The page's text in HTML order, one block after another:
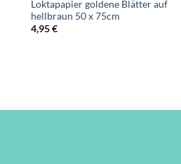
Loktapapier goldene Blätter auf
hellbraun 50 x 75cm
4,95€